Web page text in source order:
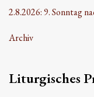
2.8.2026: 9. Sonntag
Archiv
Liturgisches